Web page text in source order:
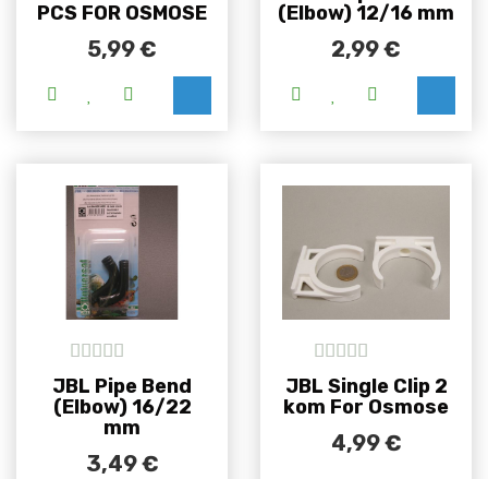
PCS FOR OSMOSE
5,99€
(Elbow) 12/16 mm
2,99€
5out of 5
JBL Pipe Bend
(Elbow) 16/22
mm
3,49€
5 out of 5
JBL Single Clip 2
kom For Osmose
4,99€